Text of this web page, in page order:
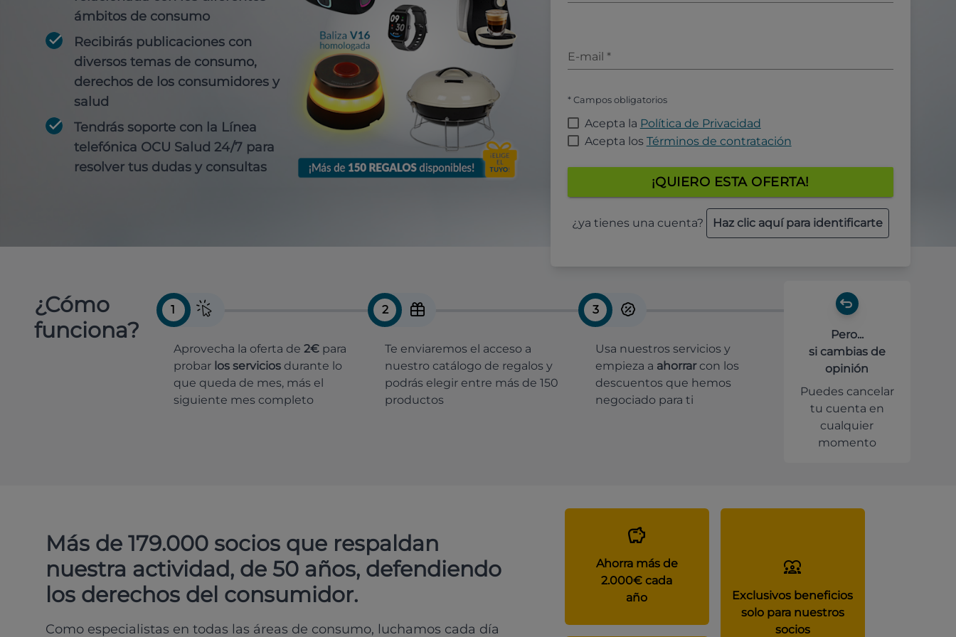
ámbitos de consumo
Recibirás publicaciones con
diversos temas de consumo,
derechos de los consumidores y
salud
Tendrás soporte con la Línea
telefónica OCU Salud 24/7 para
resolver tus dudas y consultas
E-mail *
* Campos obligatorios
Acepta la Política de Privacidad
Acepta los Términos de contratación
¡QUIERO ESTA OFERTA!
¿ya tienes una cuenta? Haz clic aquí para identificarte
¿Cómo
funciona?
1
Aprovecha la oferta de 2€ para
probar los servicios durante lo
que queda de mes, más el
siguiente mes completo
2
Te enviaremos el acceso a
nuestro catálogo de regalos y
podrás elegir entre más de 150
productos
3
Usa nuestros servicios y
empieza a ahorrar con los
descuentos que hemos
negociado para ti
Pero...
si cambias de
opinión
Puedes cancelar
tu cuenta en
cualquier
momento
Más de 179.000 socios que respaldan
nuestra actividad, de 50 años, defendiendo
los derechos del consumidor.
Como especialistas en todas las áreas de consumo, luchamos cada día
Ahorra más de
2.000€ cada
año
Exclusivos beneficios
solo para nuestros
socios